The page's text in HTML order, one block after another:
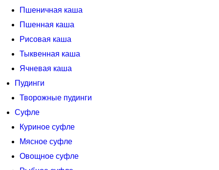
Пшеничная каша
Пшенная каша
Рисовая каша
Тыквенная каша
Ячневая каша
Пудинги
Творожные пудинги
Суфле
Куриное суфле
Мясное суфле
Овощное суфле